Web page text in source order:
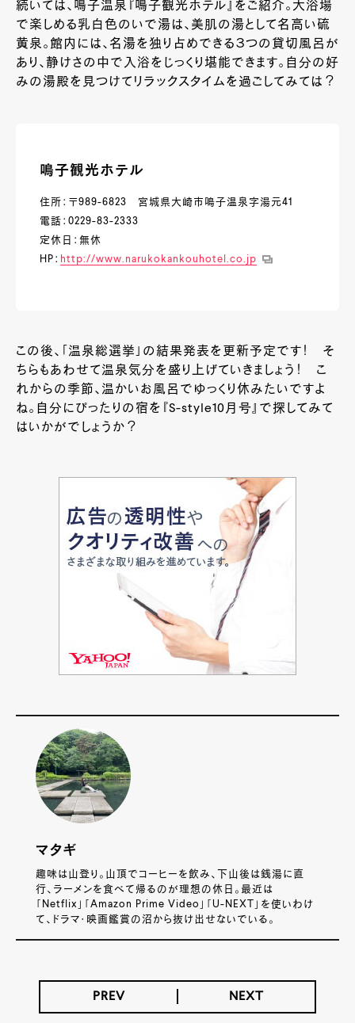
続いては、鳴子温泉『鳴子観光ホテル』をご紹介。大浴場
で楽しめる乳白色のいで湯は、美肌の湯として名高い硫
黄泉。館内には、名湯を独り占めできる３つの貸切風呂が
あり、静けさの中で入浴をじっくり堪能できます。自分の好
みの湯殿を見つけてリラックスタイムを過ごしてみては？
鳴子観光ホテル
住所：〒989-6823 宮城県大崎市鳴子温泉字湯元41
電話：0229-83-2333
定休日：無休
HP： http://www.narukokankouhotel.co.jp
この後、「温泉総選挙」の結果発表を更新予定です！ そ
ちらもあわせて温泉気分を盛り上げていきましょう！ こ
れからの季節、温かいお風呂でゆっくり休みたいですよ
ね。自分にぴったりの宿を『S-style10月号』で探してみて
はいかがでしょうか？
マタギ
趣味は山登り。山頂でコーヒーを飲み、下山後は銭湯に直
行、ラーメンを食べて帰るのが理想の休日。最近は
「Netflix」「Amazon Prime Video」「U-NEXT」を使いわけ
て、ドラマ・映画鑑賞の沼から抜け出せないでいる。
PREV NEXT